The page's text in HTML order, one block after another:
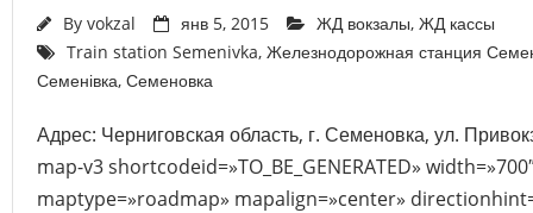
By vokzal янв 5, 2015 ЖД вокзалы, ЖД кассы
Train station Semenivka, Железнодорожная станция
Семенівка, Семеновка
Адрес: Черниговская область, г. Семеновка, ул.
map-v3 shortcodeid=»TO_BE_GENERATED»
maptype=»roadmap» mapalign=»center»